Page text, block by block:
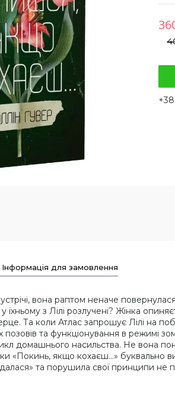
Інформація для замовлення
вона раптом неначе
з Лілі розлучені? Жінка
Та коли Атлас запрошує Лілі на
та функціонування в режимі
домашнього насильства. Не вона
«Покинь, якщо кохаєш...» буквально
та порушила свої принципи не